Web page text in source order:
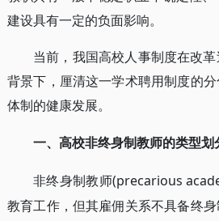
建设具有一定的负面影响。
当前，我国高校人事制度在改
背景下，厘清这一学术聘用制度的
体制的健康发展。
一、高校非终身制教师的类型划
非终身制教师(precarious
教育工作，但其雇佣关系不具备终